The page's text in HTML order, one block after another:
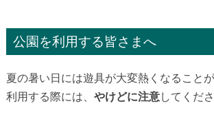
公園を利用する皆さまへ
夏の暑い日には遊具が大変熱くなることが
利用する際には、 やけどに注意してくださ